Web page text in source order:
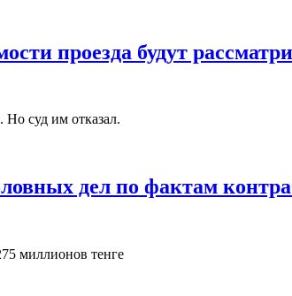
проезда будут
суд им отказал.
дел по фактам
миллионов тенге